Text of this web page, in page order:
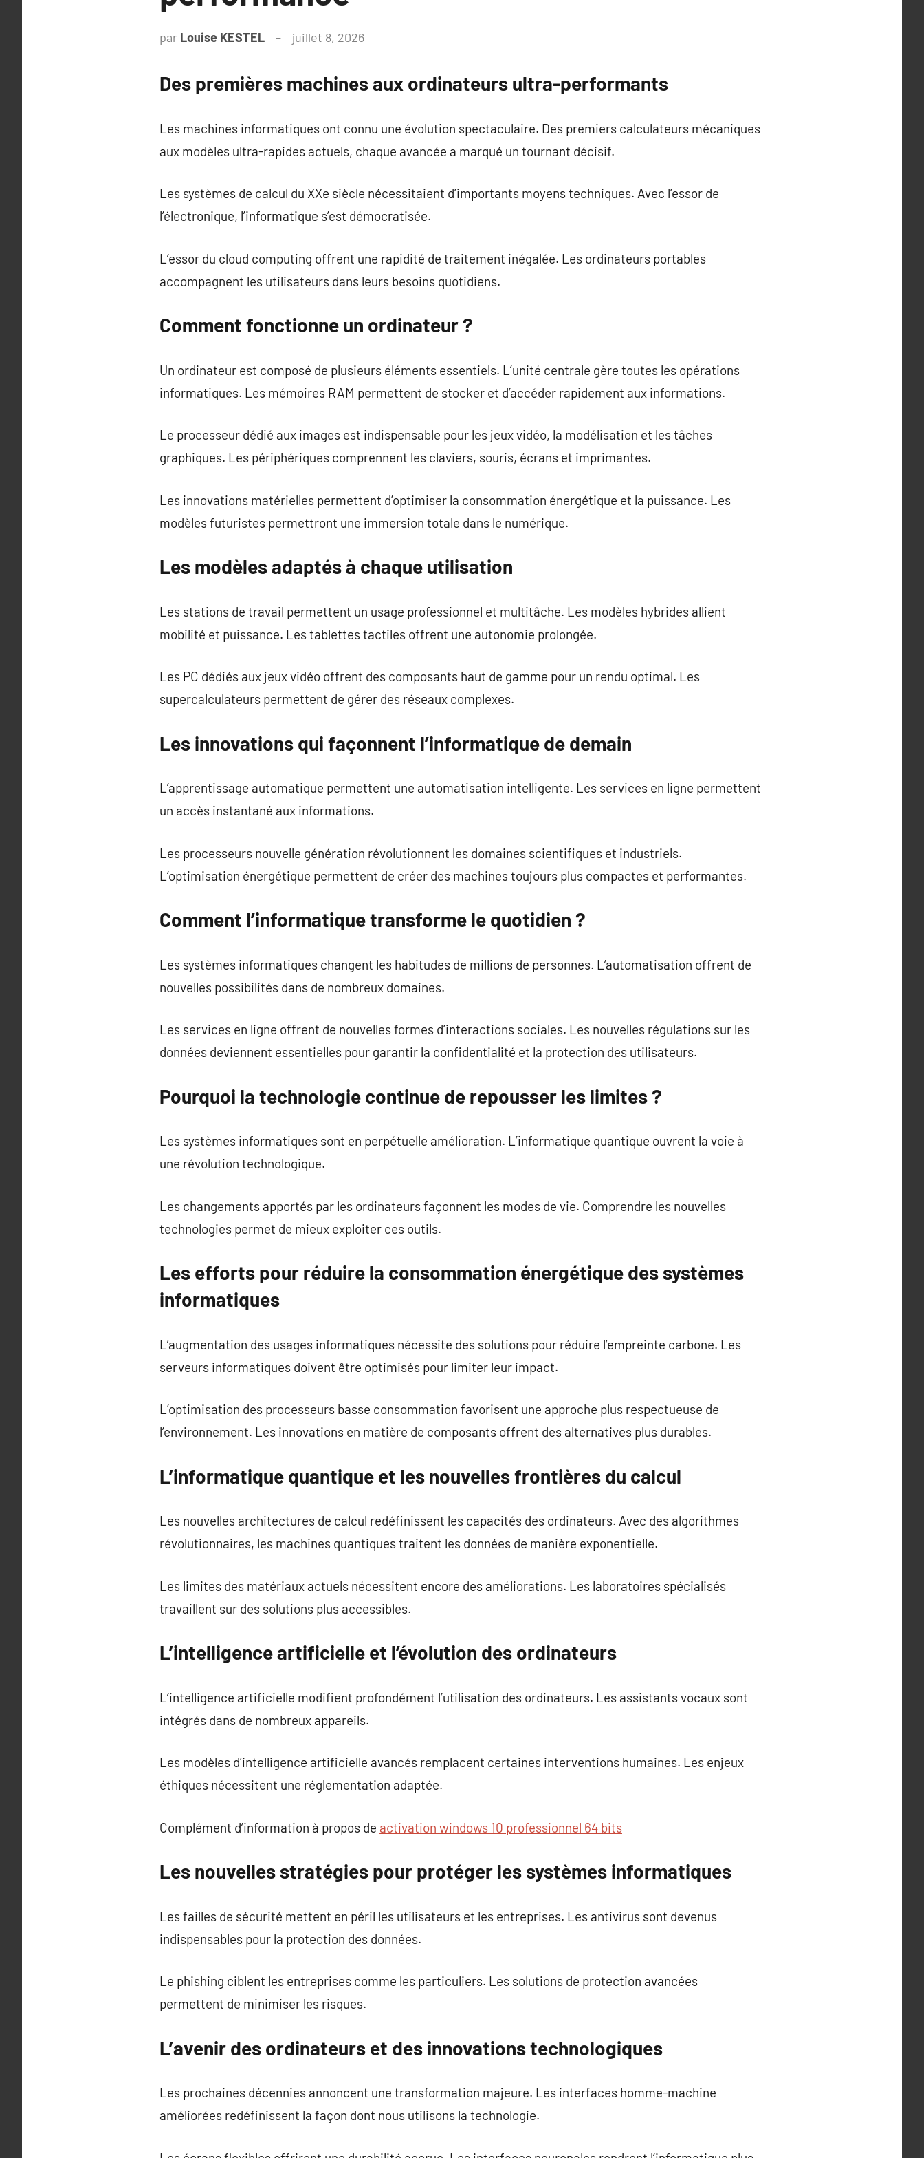
par Louise KESTEL juillet 8, 2026
Des premières machines aux ordinateurs ultra-performants
Les machines informatiques ont connu une évolution spectaculaire. Des premiers calculateurs mécaniques
aux modèles ultra-rapides actuels, chaque avancée a marqué un tournant décisif.
Les systèmes de calcul du XXe siècle nécessitaient d’importants moyens techniques. Avec l’essor de
l’électronique, l’informatique s’est démocratisée.
L’essor du cloud computing offrent une rapidité de traitement inégalée. Les ordinateurs portables
accompagnent les utilisateurs dans leurs besoins quotidiens.
Comment fonctionne un ordinateur ?
Un ordinateur est composé de plusieurs éléments essentiels. L’unité centrale gère toutes les opérations
informatiques. Les mémoires RAM permettent de stocker et d’accéder rapidement aux informations.
Le processeur dédié aux images est indispensable pour les jeux vidéo, la modélisation et les tâches
graphiques. Les périphériques comprennent les claviers, souris, écrans et imprimantes.
Les innovations matérielles permettent d’optimiser la consommation énergétique et la puissance. Les
modèles futuristes permettront une immersion totale dans le numérique.
Les modèles adaptés à chaque utilisation
Les stations de travail permettent un usage professionnel et multitâche. Les modèles hybrides allient
mobilité et puissance. Les tablettes tactiles offrent une autonomie prolongée.
Les PC dédiés aux jeux vidéo offrent des composants haut de gamme pour un rendu optimal. Les
supercalculateurs permettent de gérer des réseaux complexes.
Les innovations qui façonnent l’informatique de demain
L’apprentissage automatique permettent une automatisation intelligente. Les services en ligne permettent
un accès instantané aux informations.
Les processeurs nouvelle génération révolutionnent les domaines scientifiques et industriels.
L’optimisation énergétique permettent de créer des machines toujours plus compactes et performantes.
Comment l’informatique transforme le quotidien ?
Les systèmes informatiques changent les habitudes de millions de personnes. L’automatisation offrent de
nouvelles possibilités dans de nombreux domaines.
Les services en ligne offrent de nouvelles formes d’interactions sociales. Les nouvelles régulations sur les
données deviennent essentielles pour garantir la confidentialité et la protection des utilisateurs.
Pourquoi la technologie continue de repousser les limites ?
Les systèmes informatiques sont en perpétuelle amélioration. L’informatique quantique ouvrent la voie à
une révolution technologique.
Les changements apportés par les ordinateurs façonnent les modes de vie. Comprendre les nouvelles
technologies permet de mieux exploiter ces outils.
Les efforts pour réduire la consommation énergétique des systèmes
informatiques
L’augmentation des usages informatiques nécessite des solutions pour réduire l’empreinte carbone. Les
serveurs informatiques doivent être optimisés pour limiter leur impact.
L’optimisation des processeurs basse consommation favorisent une approche plus respectueuse de
l’environnement. Les innovations en matière de composants offrent des alternatives plus durables.
L’informatique quantique et les nouvelles frontières du calcul
Les nouvelles architectures de calcul redéfinissent les capacités des ordinateurs. Avec des algorithmes
révolutionnaires, les machines quantiques traitent les données de manière exponentielle.
Les limites des matériaux actuels nécessitent encore des améliorations. Les laboratoires spécialisés
travaillent sur des solutions plus accessibles.
L’intelligence artificielle et l’évolution des ordinateurs
L’intelligence artificielle modifient profondément l’utilisation des ordinateurs. Les assistants vocaux sont
intégrés dans de nombreux appareils.
Les modèles d’intelligence artificielle avancés remplacent certaines interventions humaines. Les enjeux
éthiques nécessitent une réglementation adaptée.
Complément d’information à propos de activation windows 10 professionnel 64 bits
Les nouvelles stratégies pour protéger les systèmes informatiques
Les failles de sécurité mettent en péril les utilisateurs et les entreprises. Les antivirus sont devenus
indispensables pour la protection des données.
Le phishing ciblent les entreprises comme les particuliers. Les solutions de protection avancées
permettent de minimiser les risques.
L’avenir des ordinateurs et des innovations technologiques
Les prochaines décennies annoncent une transformation majeure. Les interfaces homme-machine
améliorées redéfinissent la façon dont nous utilisons la technologie.